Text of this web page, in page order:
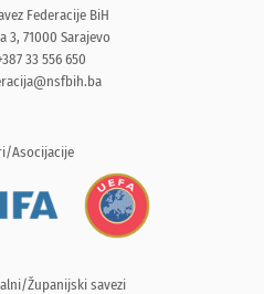
Federacije BiH
3, 71000 Sarajevo
33 556 650
Asocijacije
Županijski savezi